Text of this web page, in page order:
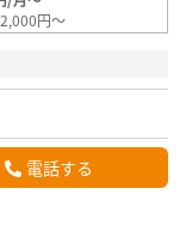
円～
電話する